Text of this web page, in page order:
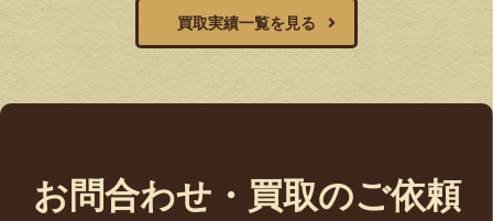
買取実績一覧を見る
お問合わせ・買取のご依頼